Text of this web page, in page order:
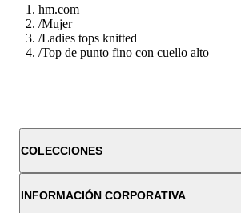
hm.com
/Mujer
/Ladies tops knitted
/Top de punto fino con cuello alto
COLECCIONES
INFORMACIÓN CORPORATIVA